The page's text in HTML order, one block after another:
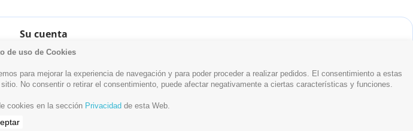
Su cuenta
Información personal
Facturas por abono
Mis alertas
de uso de Cookies
para mejorar la experiencia de navegación y para poder proceder a realizar pedidos. El consentimiento a estas
No consentir o retirar el consentimiento, puede afectar negativamente a ciertas características y funciones.
cookies en la sección Privacidad de esta Web.